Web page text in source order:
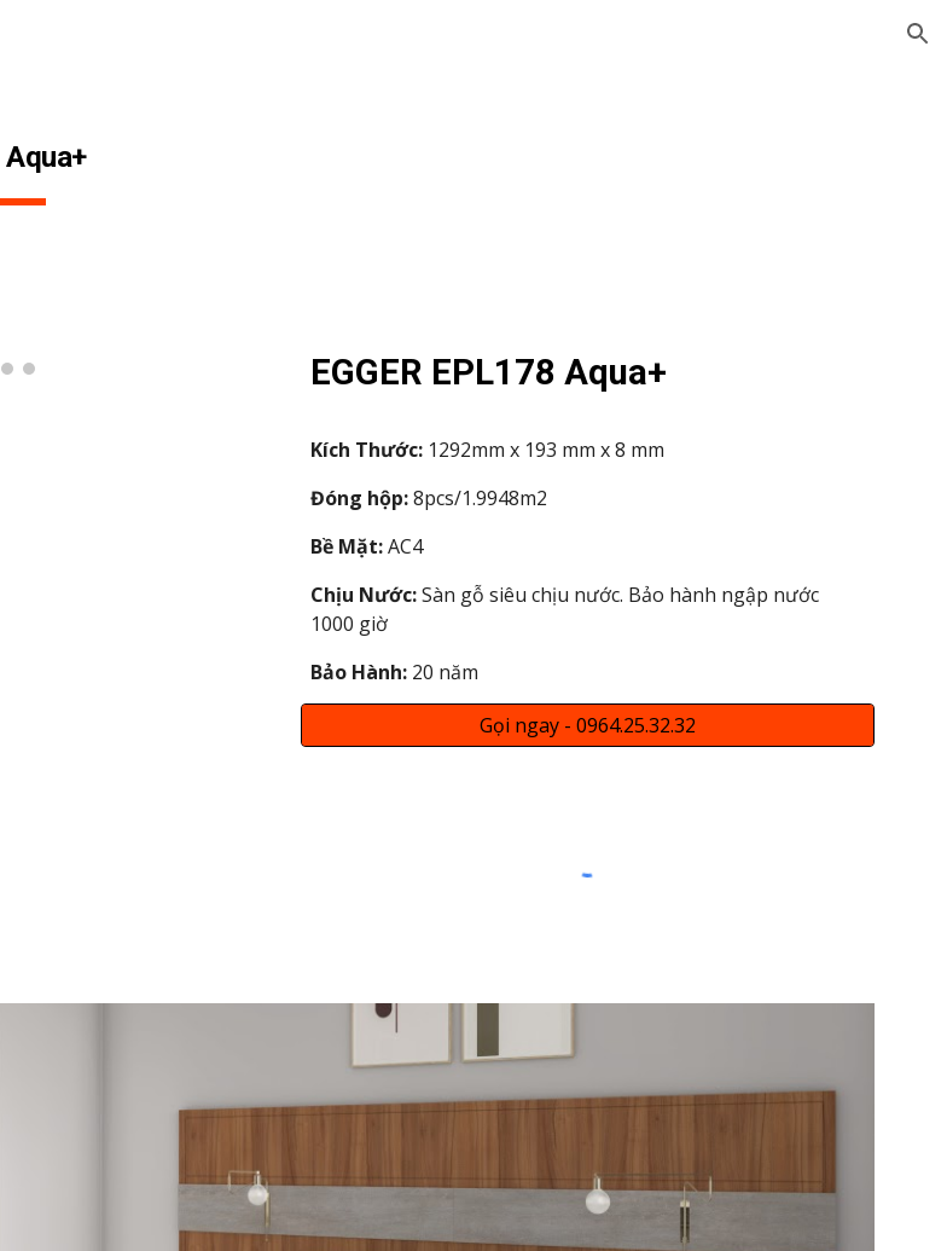
Aqua+
EGGER EPL178 Aqua+
Kích Thước: 1292mm x 193 mm x 8 mm
Đóng hộp:8pcs/1.9948m2
Bề Mặt:AC4
Chịu Nước:Sàn gỗ siêu chịu nước. Bảo hành ngập nước
1000 giờ
Bảo Hành: 20 năm
Gọi ngay - 0964.25.32.32